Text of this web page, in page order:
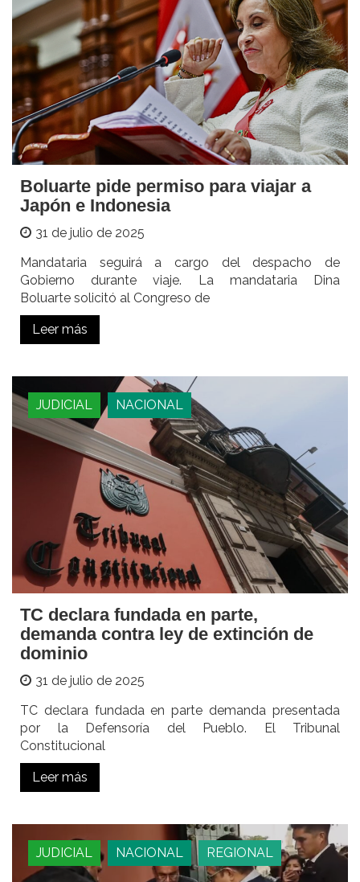
Boluarte pide permiso para viajar a
Japón e Indonesia
31 de julio de 2025
Mandataria seguirá a cargo del despacho de
Gobierno durante viaje. La mandataria Dina
Boluarte solicitó al Congreso de
Leer más
JUDICIAL NACIONAL
TC declara fundada en parte,
demanda contra ley de extinción de
dominio
31 de julio de 2025
TC declara fundada en parte demanda presentada
por la Defensoría del Pueblo. El Tribunal
Constitucional
Leer más
JUDICIAL NACIONAL REGIONAL